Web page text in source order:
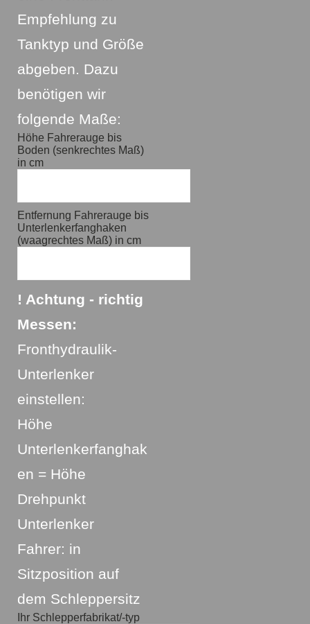
Empfehlung zu
Tanktyp und Größe
abgeben. Dazu
benötigen wir
folgende Maße:
Höhe Fahrerauge bis
Boden (senkrechtes Maß)
in cm
Entfernung Fahrerauge bis
Unterlenkerfanghaken
(waagrechtes Maß) in cm
! Achtung - richtig
Messen:
Fronthydraulik-
Unterlenker
einstellen:
Höhe
Unterlenkerfanghak
en = Höhe
Drehpunkt
Unterlenker
Fahrer: in
Sitzposition auf
dem Schleppersitz
Ihr Schlepperfabrikat/-typ